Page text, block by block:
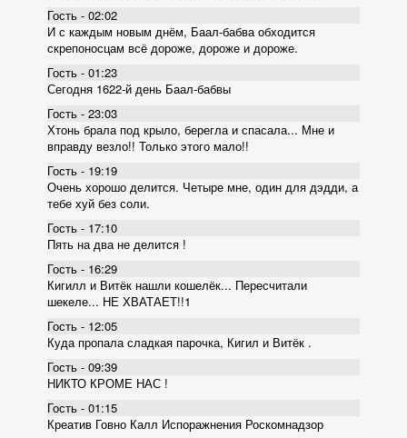
Гость - 02:02
И с каждым новым днём, Баал-бабва обходится
скрепоносцам всё дороже, дороже и дороже.
Гость - 01:23
Сегодня 1622-й день Баал-бабвы
Гость - 23:03
Хтонь брала под крыло, берегла и спасала... Мне и
вправду везло!! Только этого мало!!
Гость - 19:19
Очень хорошо делится. Четыре мне, один для дэдди, а
тебе хуй без соли.
Гость - 17:10
Пять на два не делится !
Гость - 16:29
Кигилл и Витёк нашли кошелёк... Пересчитали
шекеле... НЕ ХВАТАЕТ!!1
Гость - 12:05
Куда пропала сладкая парочка, Кигил и Витёк .
Гость - 09:39
НИКТО КРОМЕ НАС !
Гость - 01:15
Креатив Говно Калл Испоражнения Роскомнадзор